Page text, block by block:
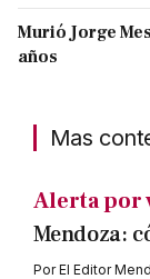
Murió Jorge
años
Mas
Alerta por
Mendoza:
PorEl Editor